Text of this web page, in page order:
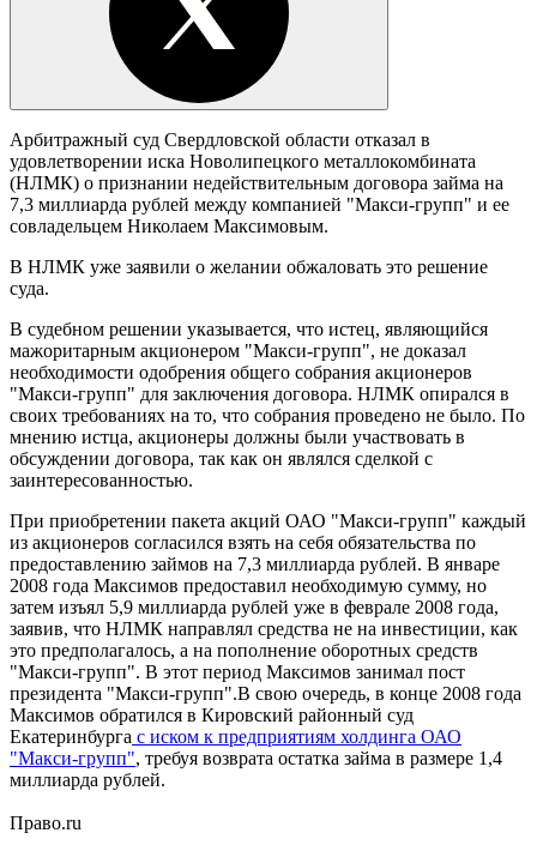
Арбитражный суд Свердловской области отказал в
удовлетворении иска Новолипецкого металлокомбината
(НЛМК) о признании недействительным договора займа на
7,3 миллиарда рублей между компанией "Макси-групп" и ее
совладельцем Николаем Максимовым.
В НЛМК уже заявили о желании обжаловать это решение
суда.
В судебном решении указывается, что истец, являющийся
мажоритарным акционером "Макси-групп", не доказал
необходимости одобрения общего собрания акционеров
"Макси-групп" для заключения договора. НЛМК опирался в
своих требованиях на то, что собрания проведено не было. По
мнению истца, акционеры должны были участвовать в
обсуждении договора, так как он являлся сделкой с
заинтересованностью.
При приобретении пакета акций ОАО "Макси-групп" каждый
из акционеров согласился взять на себя обязательства по
предоставлению займов на 7,3 миллиарда рублей. В январе
2008 года Максимов предоставил необходимую сумму, но
затем изъял 5,9 миллиарда рублей уже в феврале 2008 года,
заявив, что НЛМК направлял средства не на инвестиции, как
это предполагалось, а на пополнение оборотных средств
"Макси-групп". В этот период Максимов занимал пост
президента "Макси-групп".В свою очередь, в конце 2008 года
Максимов обратился в Кировский районный суд
Екатеринбурга с иском к предприятиям холдинга ОАО
"Макси-групп", требуя возврата остатка займа в размере 1,4
миллиарда рублей.
Право.ru